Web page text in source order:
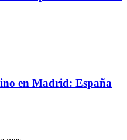
en Madrid: España